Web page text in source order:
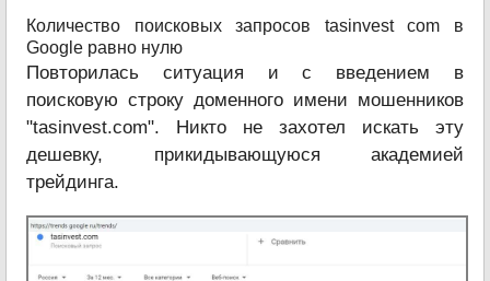
Количество поисковых запросов tasinvest com в
Google равно нулю
Повторилась ситуация и с введением в
поисковую строку доменного имени мошенников
"tasinvest.com". Никто не захотел искать эту
дешевку, прикидывающуюся академией
трейдинга.